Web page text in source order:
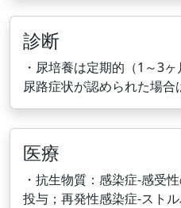
診断
・尿培養は定期的（1～3
尿路症状が認められた場合
医療
・抗生物質：感染症-感受
投与；再発性感染症-スト